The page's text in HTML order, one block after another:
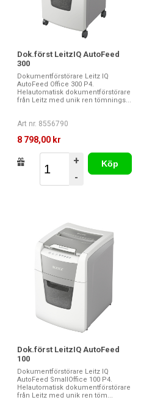
Dok.först LeitzIQ AutoFeed
300
Dokumentförstörare Leitz IQ
AutoFeed Office 300 P4.
Helautomatisk dokumentförstörare
från Leitz med unik ren tömnings...
Art nr. 8556790
8 798,00 kr
+
-
Köp
Dok.först LeitzIQ AutoFeed
100
Dokumentförstörare Leitz IQ
AutoFeed SmallOffice 100 P4.
Helautomatisk dokumentförstörare
från Leitz med unik ren töm...